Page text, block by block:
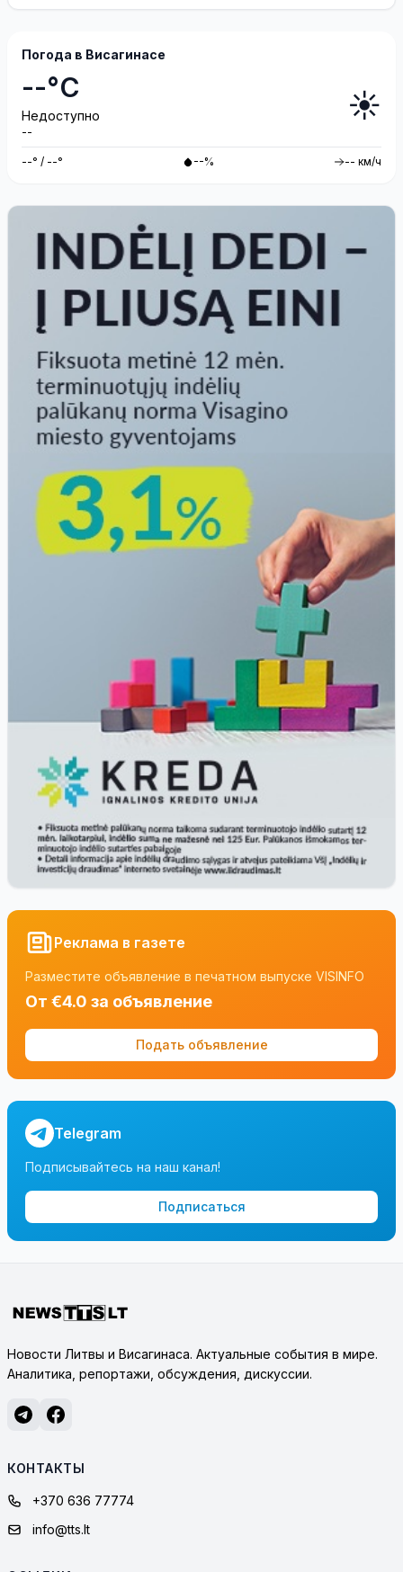
Погода в Висагинасе
--°C
Недоступно
--
☀️
--° / --° --% -- км/ч
Реклама в газете
Разместите объявление в печатном выпуске VISINFO
От €4.0 за объявление
Подать объявление
Telegram
Подписывайтесь на наш канал!
Подписаться
Новости Литвы и Висагинаса. Актуальные события в мире.
Аналитика, репортажи, обсуждения, дискуссии.
КОНТАКТЫ
+370 636 77774
info@tts.lt